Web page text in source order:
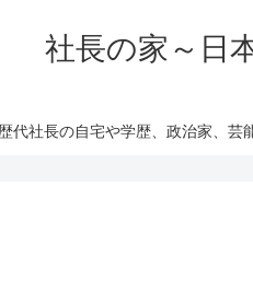
社長の家～日
代社長の自宅や学歴、政治家、芸